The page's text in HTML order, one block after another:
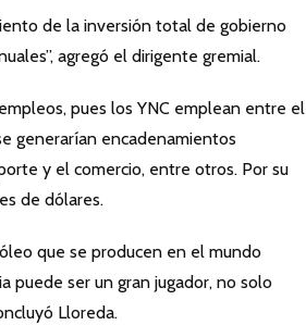
de la inversión total de gobierno
agregó el dirigente gremial.
pues los YNC emplean entre el
generarían encadenamientos
y el comercio, entre otros. Por su
de dólares.
que se producen en el mundo
puede ser un gran jugador, no solo
Lloreda.